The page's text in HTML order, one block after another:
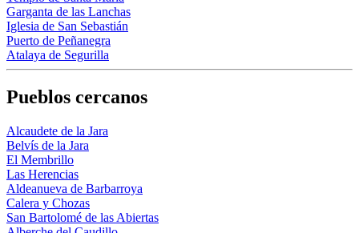
Garganta de las Lanchas
Iglesia de San Sebastián
Puerto de Peñanegra
Atalaya de Segurilla
Pueblos cercanos
Alcaudete de la Jara
Belvís de la Jara
El Membrillo
Las Herencias
Aldeanueva de Barbarroya
Calera y Chozas
San Bartolomé de las Abiertas